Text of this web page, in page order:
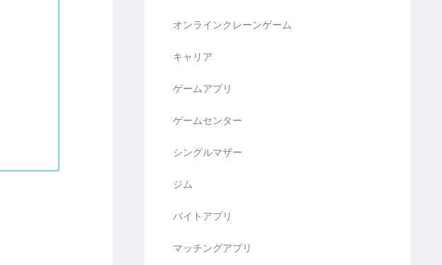
オンラインクレーンゲーム
キャリア
ゲームアプリ
ゲームセンター
シングルマザー
ジム
バイトアプリ
マッチングアプリ